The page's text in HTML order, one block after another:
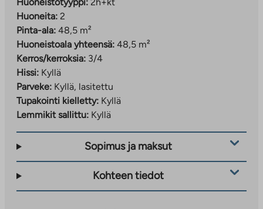
Huoneita: 2
Pinta-ala: 48,5 m²
Huoneistoala yhteensä: 48,5 m²
Kerros/kerroksia: 3/4
Hissi: Kyllä
Parveke: Kyllä, lasitettu
Tupakointi kielletty: Kyllä
Lemmikit sallittu: Kyllä
Sopimus ja maksut
Kohteen tiedot